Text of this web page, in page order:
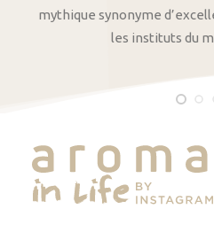
mythique synonyme
les instituts du